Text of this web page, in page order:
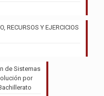
RECURSOS Y EJERCICIOS
de Sistemas
por